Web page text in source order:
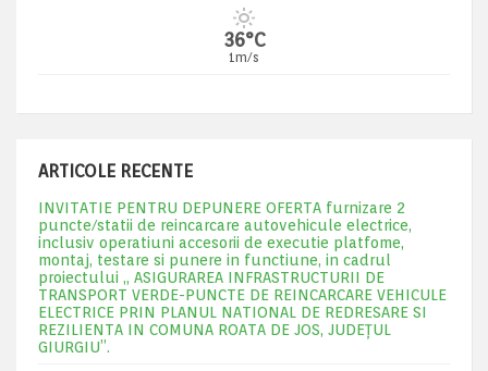
36°C
1m/s
ARTICOLE RECENTE
INVITATIE PENTRU DEPUNERE OFERTA furnizare 2
puncte/statii de reincarcare autovehicule electrice,
inclusiv operatiuni accesorii de executie platfome,
montaj, testare si punere in functiune, in cadrul
proiectului „ ASIGURAREA INFRASTRUCTURII DE
TRANSPORT VERDE-PUNCTE DE REINCARCARE VEHICULE
ELECTRICE PRIN PLANUL NATIONAL DE REDRESARE SI
REZILIENTA IN COMUNA ROATA DE JOS, JUDEŢUL
GIURGIU”.